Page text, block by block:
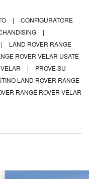
|
CONFIGURATORE
|
|
LAND ROVER RANGE
ROVER VELAR USATE
|
PROVE SU
LAND ROVER RANGE
RANGE ROVER VELAR